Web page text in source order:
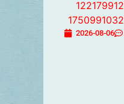
2026-08-06